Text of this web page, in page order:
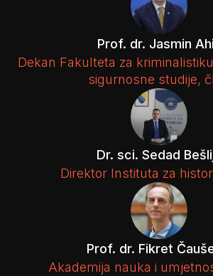
Prof. dr. Jasmin
Dekan Fakulteta za
sigurnosne studije,
Dr. sci. Sedad
Direktor Instituta za
Prof. dr. Fikret
Akademija nauka i